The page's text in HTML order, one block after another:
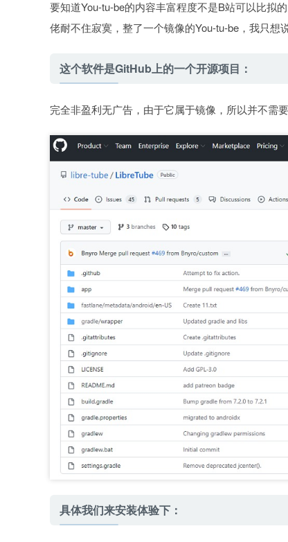
要知道You-tu-be的内容丰富程度不是B站可以比拟
佬耐不住寂寞，整了一个镜像的You-tu-be，我只想
这个软件是GitHub上的一个开源项目：
完全非盈利无广告，由于它属于镜像，所以并不需
具体我们来安装体验下：